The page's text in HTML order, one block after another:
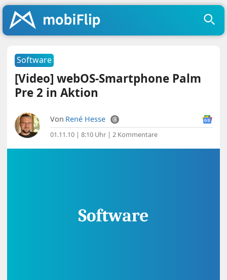
Software
[Video] webOS-Smartphone Palm
Pre 2 in Aktion
Von René Hesse
01.11.10 | 8:10 Uhr |2 Kommentare